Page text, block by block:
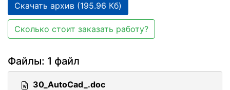
Скачать архив (195.96 Кб)
Сколько стоит заказать работу?
Файлы: 1 файл
30_AutoCad_.doc